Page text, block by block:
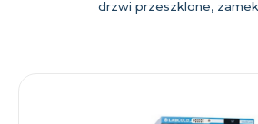
drzwi przeszklone,